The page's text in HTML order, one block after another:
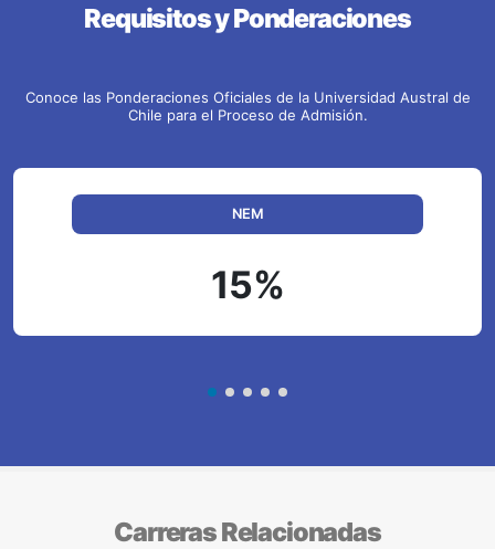
Requisitos y Ponderaciones
Conoce las Ponderaciones Oficiales de la Universidad Austral de
Chile para el Proceso de Admisión.
NEM
15%
Carreras Relacionadas